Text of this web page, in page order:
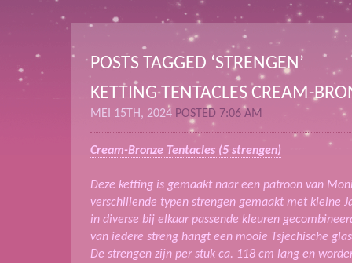
POSTS TAGGED ‘STRENGEN’
KETTING TENTACLES CREAM-
MEI 15TH, 2024 POSTED 7:06 AM
Cream-Bronze Tentacles (5 strengen)
Deze ketting is gemaakt naar een patroon van
verschillende typen strengen gemaakt met kleine
in diverse bij elkaar passende kleuren
van iedere streng hangt een mooie Tsjechische
De strengen zijn per stuk ca. 118 cm lang en